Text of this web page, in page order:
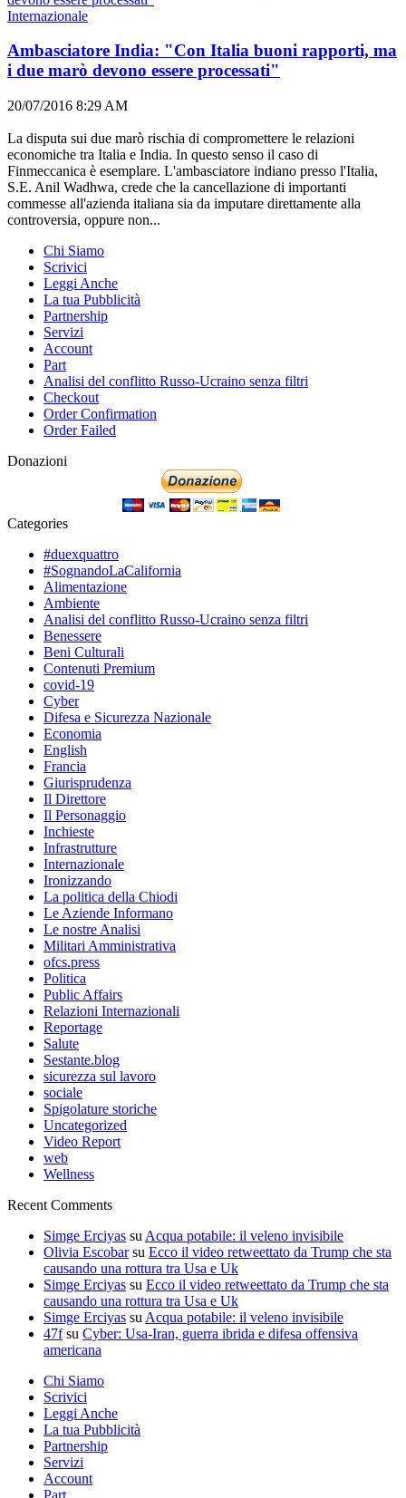
Internazionale
Ambasciatore India: "Con Italia buoni rapporti, ma
i due marò devono essere processati"
20/07/2016 8:29 AM
La disputa sui due marò rischia di compromettere le relazioni
economiche tra Italia e India. In questo senso il caso di
Finmeccanica è esemplare. L'ambasciatore indiano presso l'Italia,
S.E. Anil Wadhwa, crede che la cancellazione di importanti
commesse all'azienda italiana sia da imputare direttamente alla
controversia, oppure non...
Chi Siamo
Scrivici
Leggi Anche
La tua Pubblicità
Partnership
Servizi
Account
Part
Analisi del conflitto Russo-Ucraino senza filtri
Checkout
Order Confirmation
Order Failed
Donazioni
Categories
#duexquattro
#SognandoLaCalifornia
Alimentazione
Ambiente
Analisi del conflitto Russo-Ucraino senza filtri
Benessere
Beni Culturali
Contenuti Premium
covid-19
Cyber
Difesa e Sicurezza Nazionale
Economia
English
Francia
Giurisprudenza
Il Direttore
Il Personaggio
Inchieste
Infrastrutture
Internazionale
Ironizzando
La politica della Chiodi
Le Aziende Informano
Le nostre Analisi
Militari Amministrativa
ofcs.press
Politica
Public Affairs
Relazioni Internazionali
Reportage
Salute
Sestante.blog
sicurezza sul lavoro
sociale
Spigolature storiche
Uncategorized
Video Report
web
Wellness
Recent Comments
Simge Erciyas su Acqua potabile: il veleno invisibile
Olivia Escobarsu Ecco il video retweettato da Trump che sta
causando una rottura tra Usa e Uk
Simge Erciyas su Ecco il video retweettato da Trump che sta
causando una rottura tra Usa e Uk
Simge Erciyas su Acqua potabile: il veleno invisibile
47fsu Cyber: Usa-Iran, guerra ibrida e difesa offensiva
americana
Chi Siamo
Scrivici
Leggi Anche
La tua Pubblicità
Partnership
Servizi
Account
Part